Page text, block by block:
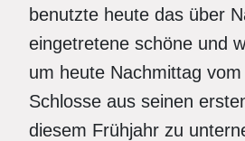
benutzte heute das über
eingetretene schöne und
um heute Nachmittag
Schlosse aus seinen
diesem Frühjahr zu